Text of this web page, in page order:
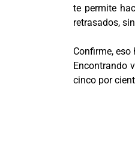
te permite
retrasados,
Confirme,
Encontrando
cinco por